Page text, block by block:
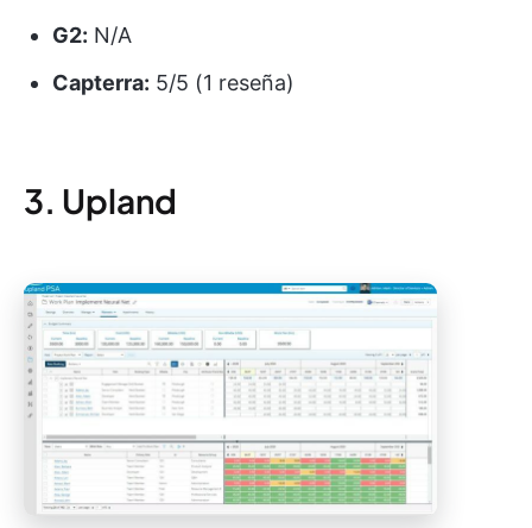
G2: N/A
Capterra: 5/5 (1 reseña)
3. Upland